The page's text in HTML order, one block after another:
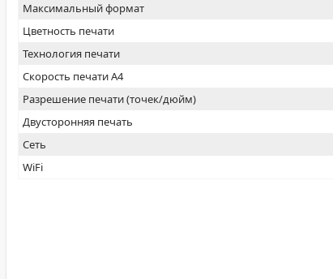
Максимальный формат
Цветность печати
Технология печати
Скорость печати А4
Разрешение печати (точек/дюйм)
Двусторонняя печать
Сеть
WiFi